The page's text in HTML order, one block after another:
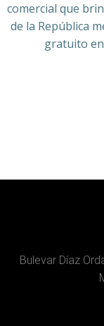
comercial que
de la República
gratuito
Bulevar Díaz